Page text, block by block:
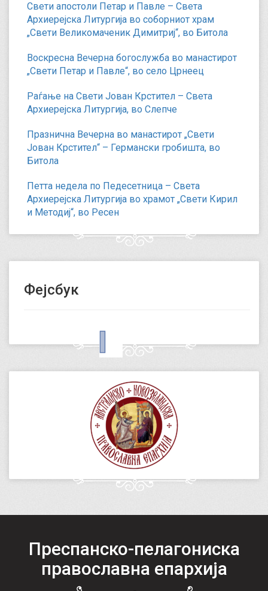
Свети апостоли Петар и Павле – Света
Архиерејска Литургија во соборниот храм
„Свети Великомаченик Димитриј“, во Битола
Воскресна Вечерна богослужба во манастирот
„Свети Петар и Павле“, во село Црнеец
Раѓање на Свети Јован Крстител – Света
Архиерејска Литургија, во Слепче
Празнична Вечерна во манастирот „Свети
Јован Крстител“ – Германски гробишта, во
Битола
Петта недела по Педесетница – Света
Архиерејска Литургија во храмот „Свети Кирил
и Методиј“, во Ресен
Фејсбук
Преспанско-пелагониска
православна епархија